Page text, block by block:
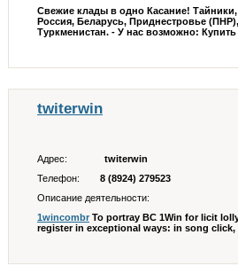
Свежие клады в одно Касание!
Россия, Беларусь, Приднестровье
Туркменистан. - У нас возможно:
twiterwin
Адрес:
twiterwin
Телефон:
8 (8924) 279523
Описание деятельности:
1wincombr To portray BC 1Win for licit
register in exceptional ways: in song